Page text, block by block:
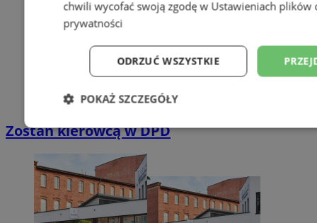
Zostań kierowcą w DPD
chwili wycofać swoją zgodę w Ustawieniach plików
prywatności
ODRZUĆ WSZYSTKIE
POKAŻ SZCZEGÓŁY
Niezbędne Wydajność
Niesklasyfikowane